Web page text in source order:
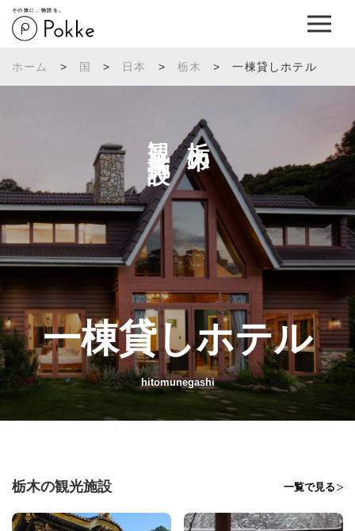
その旅に、物語を。
ホーム > 国 > 日本 > 栃木 > 一棟貸しホテル
栃木の
観光施設へ
一棟貸しホテル
hitomunegashi
栃木の観光施設 一覧で見る